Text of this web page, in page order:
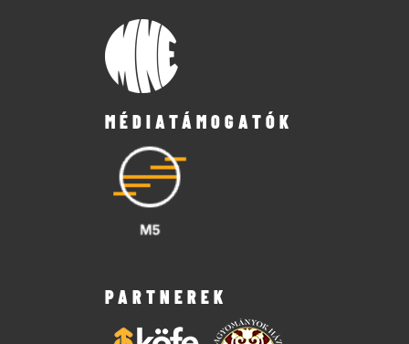
MÉDIATÁMOGATÓK
PARTNEREK